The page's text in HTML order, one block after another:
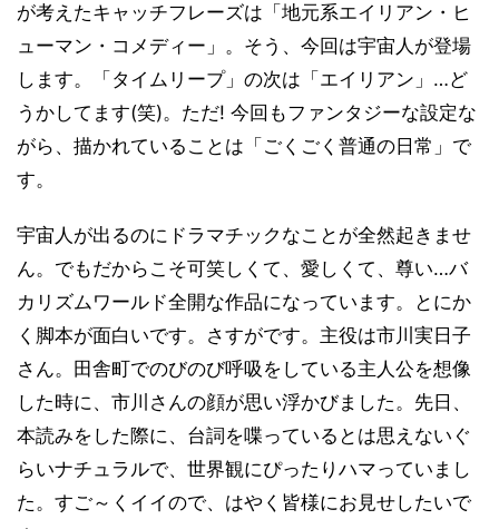
が考えたキャッチフレーズは「地元系エイリアン・ヒ
ューマン・コメディー」。そう、今回は宇宙人が登場
します。「タイムリープ」の次は「エイリアン」…ど
うかしてます(笑)。ただ! 今回もファンタジーな設定な
がら、描かれていることは「ごくごく普通の日常」で
す。
宇宙人が出るのにドラマチックなことが全然起きませ
ん。でもだからこそ可笑しくて、愛しくて、尊い…バ
カリズムワールド全開な作品になっています。とにか
く脚本が面白いです。さすがです。主役は市川実日子
さん。田舎町でのびのび呼吸をしている主人公を想像
した時に、市川さんの顔が思い浮かびました。先日、
本読みをした際に、台詞を喋っているとは思えないぐ
らいナチュラルで、世界観にぴったりハマっていまし
た。すご～くイイので、はやく皆様にお見せしたいで